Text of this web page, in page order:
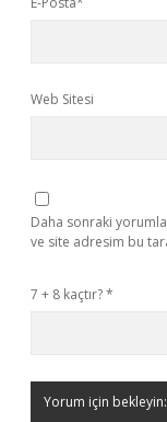
Web Sitesi
Daha sonraki
ve site adresim bu
7 + 8 kaçtır?*